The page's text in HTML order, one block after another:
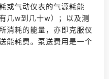
或气动仪表的气源耗能
几w到几十w）；以及测
消耗的能量，亦即克服仪
能耗费。泵送费用是一个